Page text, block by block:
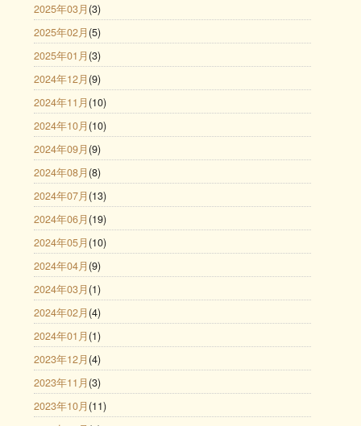
2025年03月 (3)
2025年02月 (5)
2025年01月 (3)
2024年12月 (9)
2024年11月 (10)
2024年10月 (10)
2024年09月 (9)
2024年08月 (8)
2024年07月 (13)
2024年06月 (19)
2024年05月 (10)
2024年04月 (9)
2024年03月 (1)
2024年02月 (4)
2024年01月 (1)
2023年12月 (4)
2023年11月 (3)
2023年10月 (11)